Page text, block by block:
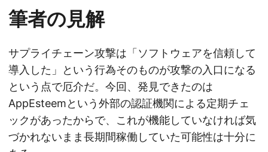
筆者の見解
サプライチェーン攻撃は「ソフトウェアを信頼して
導入した」という行為そのものが攻撃の入口になる
という点で厄介だ。今回、発見できたのは
AppEsteemという外部の認証機関による定期チェ
ックがあったからで、これが機能していなければ気
づかれないまま長期間稼働していた可能性は十分に